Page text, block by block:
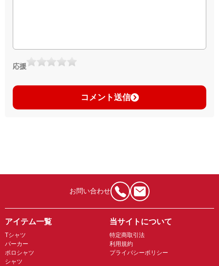
応援
コメント送信
お問い合わせ
アイテム一覧
Tシャツ
パーカー
ポロシャツ
シャツ
当サイトについて
特定商取引法
利用規約
プライバシーポリシー